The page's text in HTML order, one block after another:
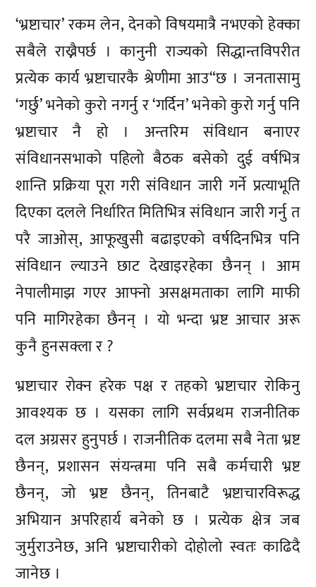
‘भ्रष्टाचार’ रकम लेन, देनको विषयमात्रै नभएको हेक्का
सबैले राख्नैपर्छ । कानुनी राज्यको सिद्धान्तविपरीत
प्रत्येक कार्य भ्रष्टाचारकै श्रेणीमा आउ“छ । जनतासामु
‘गर्छु’ भनेको कुरो नगर्नु र ‘गर्दिन’ भनेको कुरो गर्नु पनि
भ्रष्टाचार नै हो । अन्तरिम संविधान बनाएर
संविधानसभाको पहिलो बैठक बसेको दुई वर्षभित्र
शान्ति प्रक्रिया पूरा गरी संविधान जारी गर्ने प्रत्याभूति
दिएका दलले निर्धारित मितिभित्र संविधान जारी गर्नु त
परै जाओस्, आफूखुसी बढाइएको वर्षदिनभित्र पनि
संविधान ल्याउने छाट देखाइरहेका छैनन् । आम
नेपालीमाझ गएर आफ्नो असक्षमताका लागि माफी
पनि मागिरहेका छैनन् । यो भन्दा भ्रष्ट आचार अरू
कुनै हुनसक्ला र ?
भ्रष्टाचार रोक्न हरेक पक्ष र तहको भ्रष्टाचार रोकिनु
आवश्यक छ । यसका लागि सर्वप्रथम राजनीतिक
दल अग्रसर हुनुपर्छ । राजनीतिक दलमा सबै नेता भ्रष्ट
छैनन्, प्रशासन संयन्त्रमा पनि सबै कर्मचारी भ्रष्ट
छैनन्, जो भ्रष्ट छैनन्, तिनबाटै भ्रष्टाचारविरूद्ध
अभियान अपरिहार्य बनेको छ । प्रत्येक क्षेत्र जब
जुर्मुराउनेछ, अनि भ्रष्टाचारीको दोहोलो स्वतः काढिदै
जानेछ ।